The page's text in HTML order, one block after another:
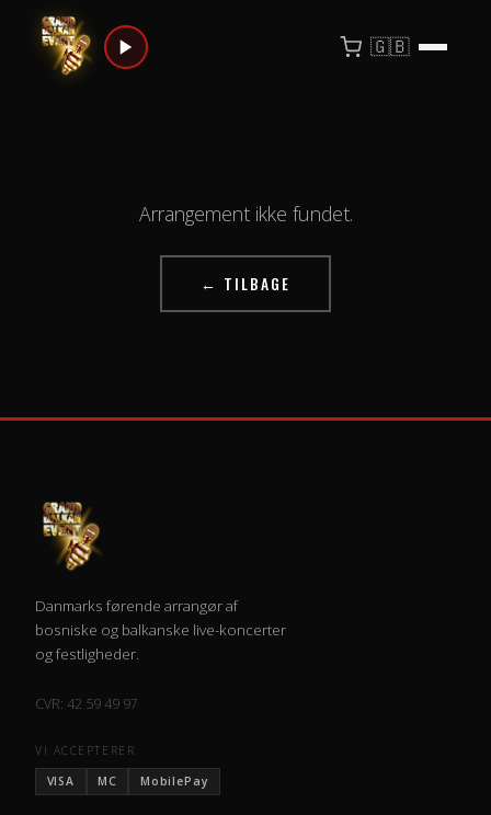
🇬🇧
Arrangement ikke fundet.
← TILBAGE
Danmarks førende arrangør af
bosniske og balkanske live-koncerter
og festligheder.
CVR: 42 59 49 97
VI ACCEPTERER
VISA MC MobilePay